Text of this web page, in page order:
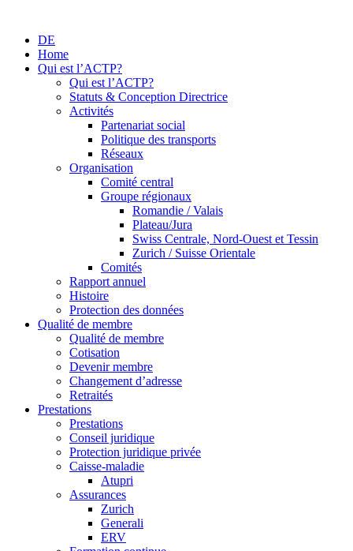
DE
Home
Qui est l’ACTP?
Qui est l’ACTP?
Statuts & Conception Directrice
Activités
Partenariat social
Politique des transports
Réseaux
Organisation
Comité central
Groupe régionaux
Romandie / Valais
Plateau/Jura
Swiss Centrale, Nord-Ouest et Tessin
Zurich / Suisse Orientale
Comités
Rapport annuel
Histoire
Protection des données
Qualité de membre
Qualité de membre
Cotisation
Devenir membre
Changement d’adresse
Retraités
Prestations
Prestations
Conseil juridique
Protection juridique privée
Caisse-maladie
Atupri
Assurances
Zurich
Generali
ERV